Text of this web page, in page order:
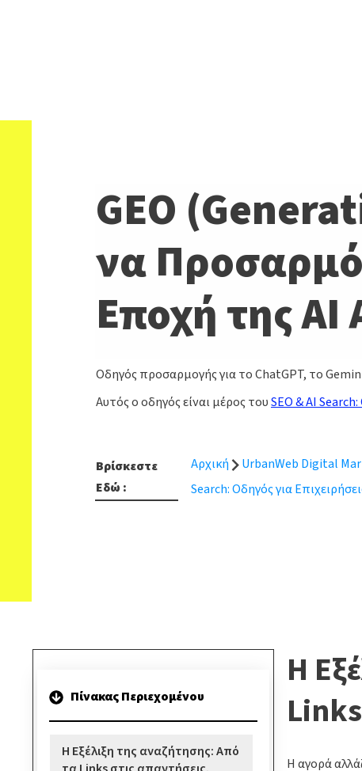
GEO
να
Εποχή της
Οδηγός προσαρμογής για το ChatGPT, το
Αυτός ο οδηγός είναι μέρος τουSEO & AI
Βρίσκεστε
Εδώ :
Αρχική UrbanWeb Digital
Search: Οδηγός για
Πίνακας Περιεχομένου
Η Εξέλιξη της αναζήτησης: Από
Η
Η αγορά